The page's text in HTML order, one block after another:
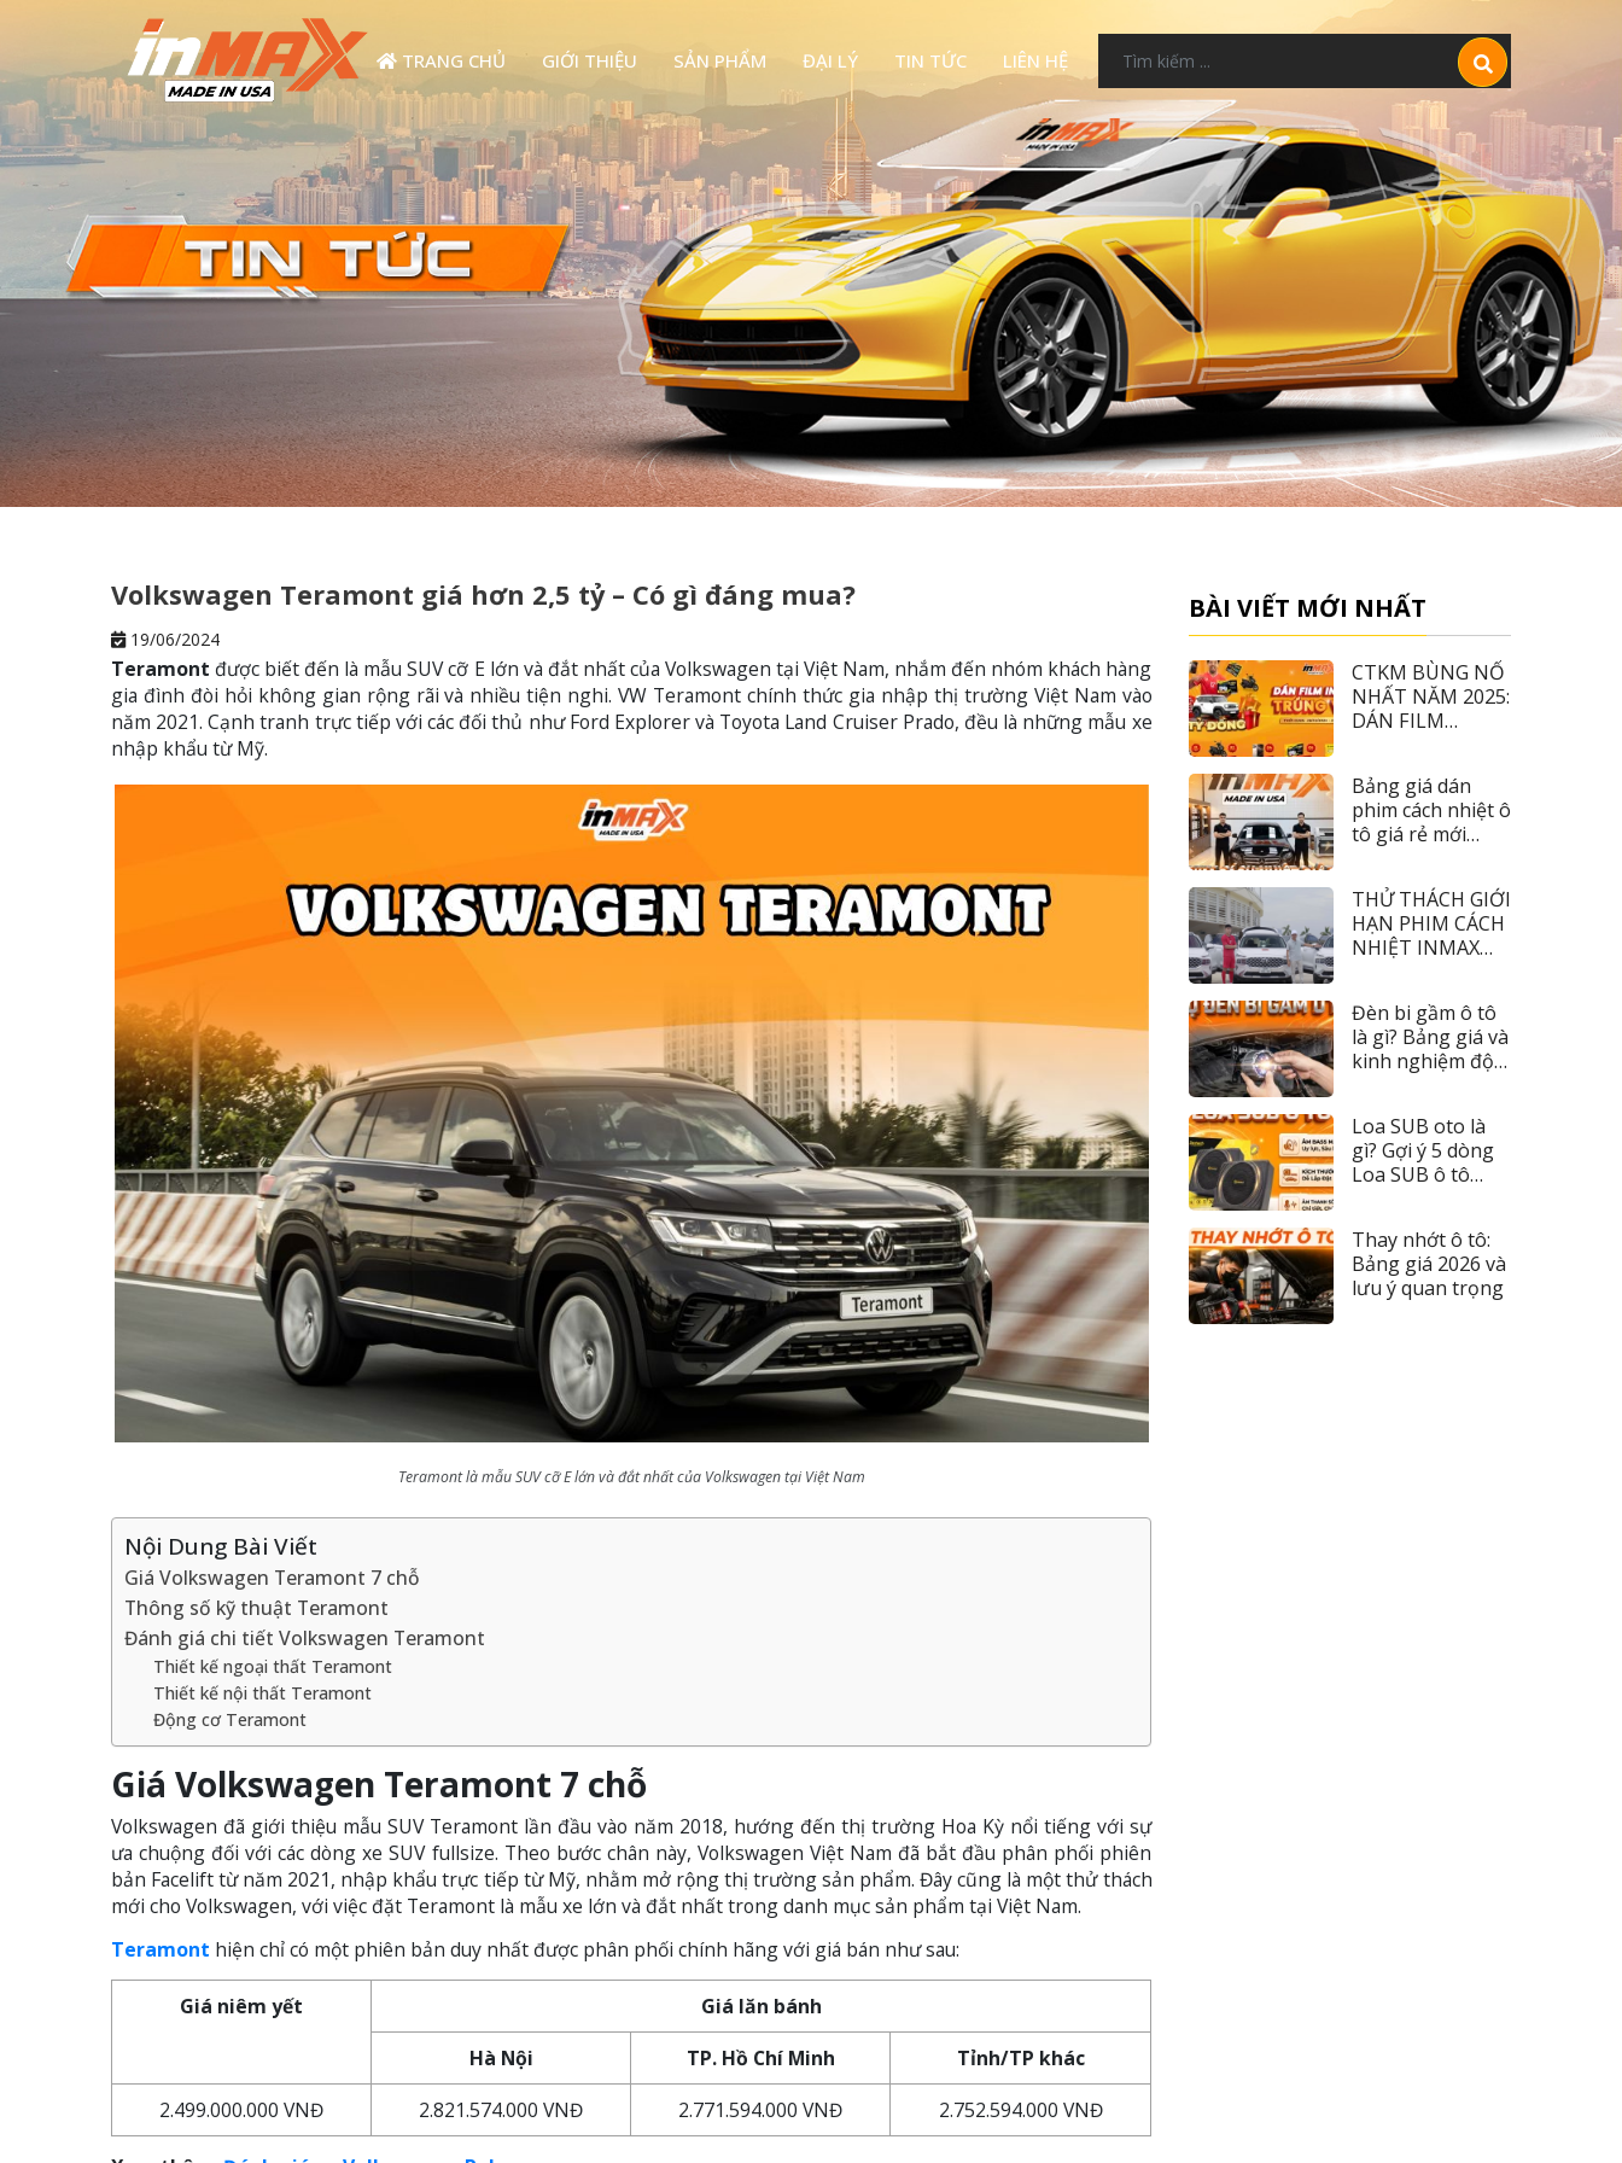
TRANG CHỦ GIỚI THIỆU SẢN PHẨM ĐẠI LÝ TIN TỨC LIÊN HỆ
Volkswagen Teramont giá hơn 2,5 tỷ – Có gì đáng mua?
19/06/2024
Teramont được biết đến là mẫu SUV cỡ E lớn và đắt nhất của Volkswagen tại Việt Nam, nhắm đến nhóm khách hàng
gia đình đòi hỏi không gian rộng rãi và nhiều tiện nghi. VW Teramont chính thức gia nhập thị trường Việt Nam vào
năm 2021. Cạnh tranh trực tiếp với các đối thủ như Ford Explorer và Toyota Land Cruiser Prado, đều là những mẫu xe
nhập khẩu từ Mỹ.
Teramont là mẫu SUV cỡ E lớn và đắt nhất của Volkswagen tại Việt Nam
Nội Dung Bài Viết
Giá Volkswagen Teramont 7 chỗ
Thông số kỹ thuật Teramont
Đánh giá chi tiết Volkswagen Teramont
Thiết kế ngoại thất Teramont
Thiết kế nội thất Teramont
Động cơ Teramont
Giá Volkswagen Teramont 7 chỗ
Volkswagen đã giới thiệu mẫu SUV Teramont lần đầu vào năm 2018, hướng đến thị trường Hoa Kỳ nổi tiếng với sự
ưa chuộng đối với các dòng xe SUV fullsize. Theo bước chân này, Volkswagen Việt Nam đã bắt đầu phân phối phiên
bản Facelift từ năm 2021, nhập khẩu trực tiếp từ Mỹ, nhằm mở rộng thị trường sản phẩm. Đây cũng là một thử thách
mới cho Volkswagen, với việc đặt Teramont là mẫu xe lớn và đắt nhất trong danh mục sản phẩm tại Việt Nam.
Teramont hiện chỉ có một phiên bản duy nhất được phân phối chính hãng với giá bán như sau:
Giá niêm yết
Giá lăn bánh
Hà Nội
TP. Hồ Chí Minh
Tỉnh/TP khác
2.499.000.000 VNĐ
2.821.574.000 VNĐ 2.771.594.000 VNĐ 2.752.594.000 VNĐ
BÀI VIẾT MỚI NHẤT
CTKM BÙNG NỔ
NHẤT NĂM 2025:
DÁN FILM
Bảng giá dán
phim cách nhiệt ô
tô giá rẻ mới
THỬ THÁCH GIỚI
HẠN PHIM CÁCH
NHIỆT INMAX
DŨNG
Đèn bi gầm ô tô
là gì? Bảng giá và
kinh nghiệm độ
Loa SUB oto là
gì? Gợi ý 5 dòng
Loa SUB ô tô
Thay nhớt ô tô:
Bảng giá 2026 và
lưu ý quan trọng